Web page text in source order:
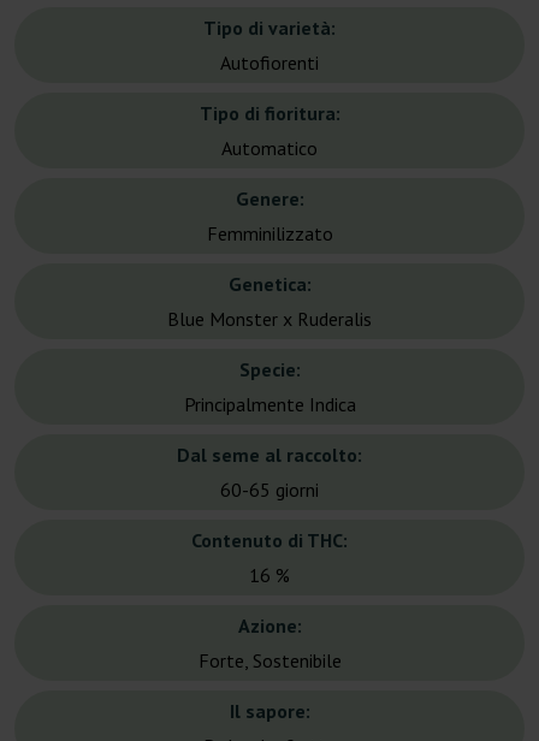
Tipo di varietà:
Autofiorenti
Tipo di fioritura:
Automatico
Genere:
Femminilizzato
Genetica:
Blue Monster x Ruderalis
Specie:
Principalmente Indica
Dal seme al raccolto:
60-65 giorni
Contenuto di THC:
16 %
Azione:
Forte, Sostenibile
Il sapore: